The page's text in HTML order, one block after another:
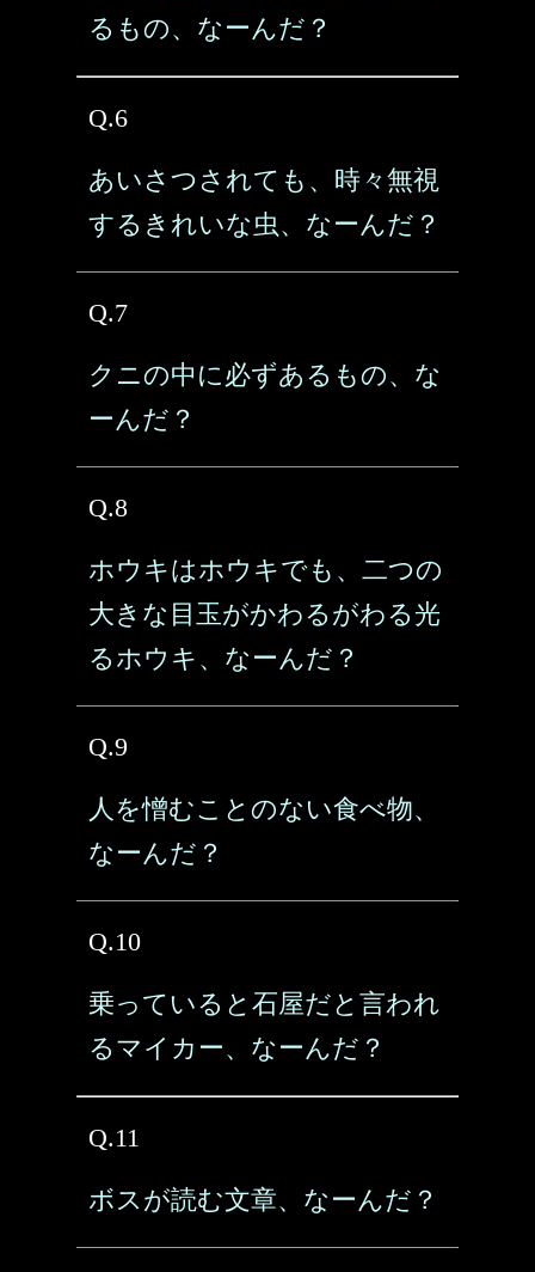
るもの、なーんだ？
Q.6
あいさつされても、時々無視
するきれいな虫、なーんだ？
Q.7
クニの中に必ずあるもの、な
ーんだ？
Q.8
ホウキはホウキでも、二つの
大きな目玉がかわるがわる光
るホウキ、なーんだ？
Q.9
人を憎むことのない食べ物、
なーんだ？
Q.10
乗っていると石屋だと言われ
るマイカー、なーんだ？
Q.11
ボスが読む文章、なーんだ？